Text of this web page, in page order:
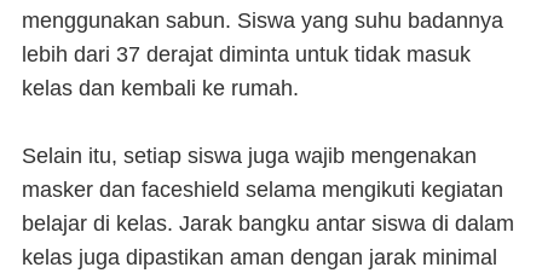
menggunakan sabun. Siswa yang suhu badannya
lebih dari 37 derajat diminta untuk tidak masuk
kelas dan kembali ke rumah.
Selain itu, setiap siswa juga wajib mengenakan
masker dan faceshield selama mengikuti kegiatan
belajar di kelas. Jarak bangku antar siswa di dalam
kelas juga dipastikan aman dengan jarak minimal